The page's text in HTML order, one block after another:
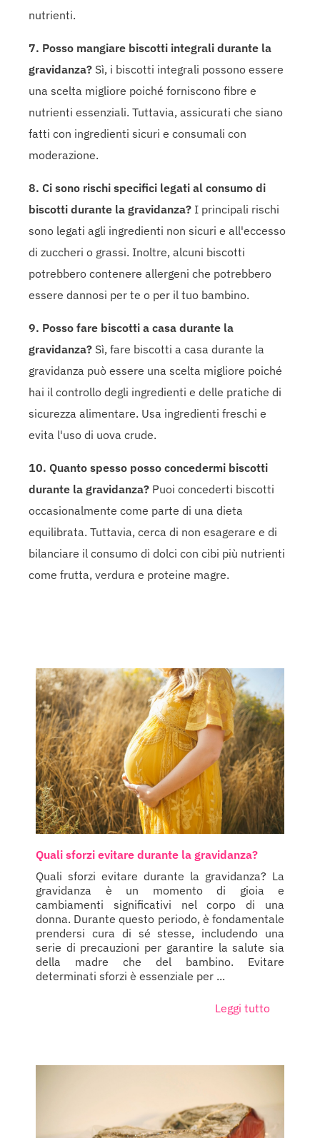
nutrienti.
7. Posso mangiare biscotti integrali durante la
gravidanza? Sì, i biscotti integrali possono essere
una scelta migliore poiché forniscono fibre e
nutrienti essenziali. Tuttavia, assicurati che siano
fatti con ingredienti sicuri e consumali con
moderazione.
8. Ci sono rischi specifici legati al consumo di
biscotti durante la gravidanza? I principali rischi
sono legati agli ingredienti non sicuri e all'eccesso
di zuccheri o grassi. Inoltre, alcuni biscotti
potrebbero contenere allergeni che potrebbero
essere dannosi per te o per il tuo bambino.
9. Posso fare biscotti a casa durante la
gravidanza? Sì, fare biscotti a casa durante la
gravidanza può essere una scelta migliore poiché
hai il controllo degli ingredienti e delle pratiche di
sicurezza alimentare. Usa ingredienti freschi e
evita l'uso di uova crude.
10. Quanto spesso posso concedermi biscotti
durante la gravidanza? Puoi concederti biscotti
occasionalmente come parte di una dieta
equilibrata. Tuttavia, cerca di non esagerare e di
bilanciare il consumo di dolci con cibi più nutrienti
come frutta, verdura e proteine magre.
Quali sforzi evitare durante la gravidanza?
Quali sforzi evitare durante la gravidanza? La
gravidanza è un momento di gioia e
cambiamenti significativi nel corpo di una
donna. Durante questo periodo, è fondamentale
prendersi cura di sé stesse, includendo una
serie di precauzioni per garantire la salute sia
della madre che del bambino. Evitare
determinati sforzi è essenziale per ...
Leggi tutto